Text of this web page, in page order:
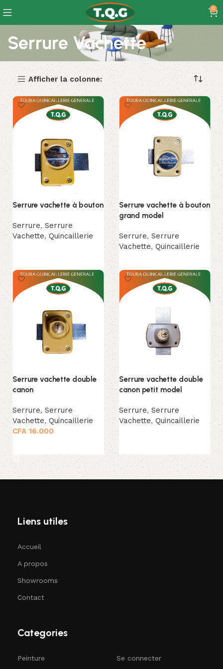
0
Serrure Vachette
Afficher la colonne:
Serrure vachette à bouton
Serrure, Serrure
Vachette, Quincaillerie
Serrure vachette à bouton
grand model
Serrure, Serrure
Vachette, Quincaillerie
Serrure vachette double
canon
Serrure, Serrure
Vachette, Quincaillerie
CFA 16.000
Serrure vachette double
canon petit model
Serrure, Serrure
Vachette, Quincaillerie
Liens utiles
Accueil
A propos
Showrooms
Contact
Categories
Peinture Se connecter